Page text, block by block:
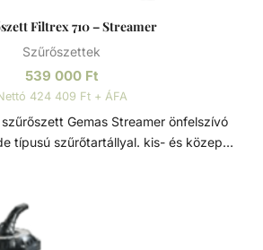
Filtrex 710 – Streamer
Szűrőszettek
539 000 Ft
424 409 Ft + ÁFA
Streamer önfelszívó
típusú szűrőtartállyal. kis- és közepes
és a kiemelkedő víztisztaság ideális
A szűrőméretek, szivattyúk és
választéka lehetővé teszi, hogy az